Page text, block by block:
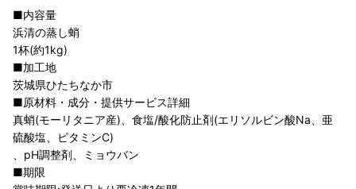
■内容量
浜清の蒸し蛸
1杯(約1kg)
■加工地
茨城県ひたちなか市
■原材料・成分・提供サービス詳細
真蛸(モーリタニア産)、食塩/酸化防止剤(エリソルビン酸Na、亜
硫酸塩、ビタミンC)
、pH調整剤、ミョウバン
■期限